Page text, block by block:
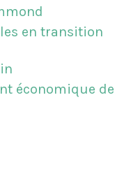
en transition
économique de